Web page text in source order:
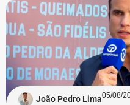
João Pedro Lima05/08/